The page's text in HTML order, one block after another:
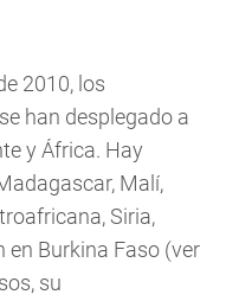
2010, los
han desplegado a
y África. Hay
Malí,
Siria,
en Burkina Faso (ver
su